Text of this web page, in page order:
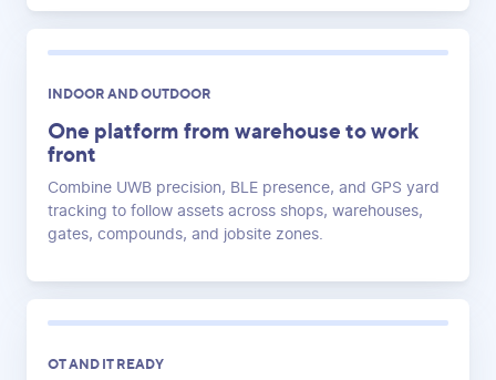
INDOOR AND OUTDOOR
One platform from warehouse to work
front
Combine UWB precision, BLE presence, and GPS yard
tracking to follow assets across shops, warehouses,
gates, compounds, and jobsite zones.
OT AND IT READY